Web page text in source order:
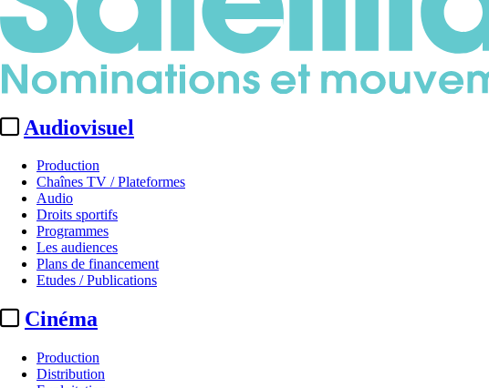
Audiovisuel
Production
Chaînes TV / Plateformes
Audio
Droits sportifs
Programmes
Les audiences
Plans de financement
Etudes / Publications
Cinéma
Production
Distribution